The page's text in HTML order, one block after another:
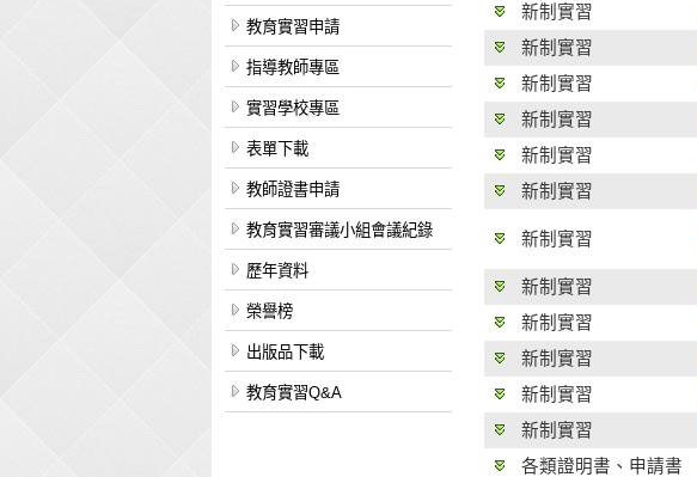
教育實習申請
指導教師專區
實習學校專區
表單下載
教師證書申請
教育實習審議小組會議紀錄
歷年資料
榮譽榜
出版品下載
教育實習Q&A
新制實習
新制實習
新制實習
新制實習
新制實習
新制實習
新制實習
新制實習
新制實習
新制實習
新制實習
新制實習
各類證明書、申請書